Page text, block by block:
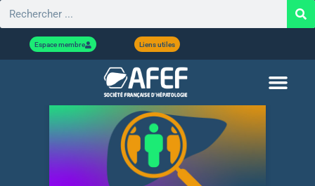
Espace membre Liens utiles